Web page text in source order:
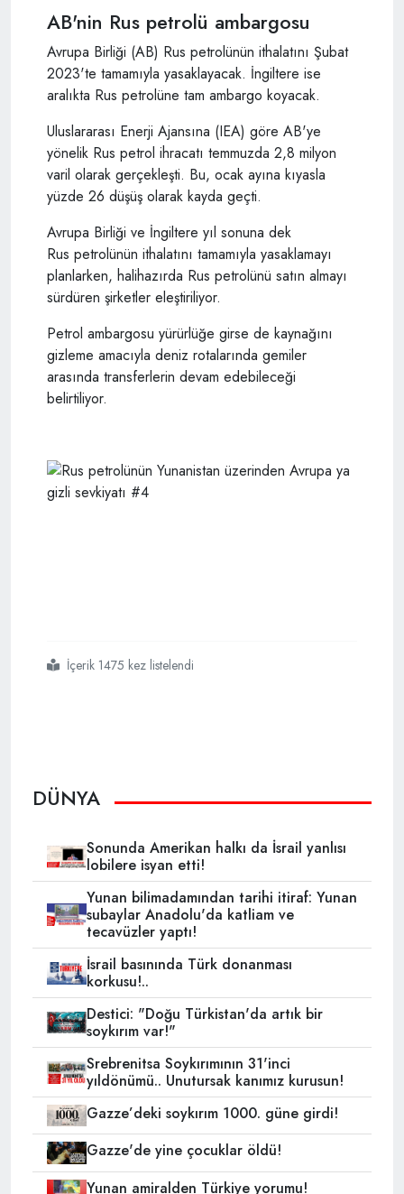
AB'nin Rus petrolü ambargosu
Avrupa Birliği (AB) Rus petrolünün ithalatını Şubat
2023'te tamamıyla yasaklayacak. İngiltere ise
aralıkta Rus petrolüne tam ambargo koyacak.
Uluslararası Enerji Ajansına (IEA) göre AB'ye
yönelik Rus petrol ihracatı temmuzda 2,8 milyon
varil olarak gerçekleşti. Bu, ocak ayına kıyasla
yüzde 26 düşüş olarak kayda geçti.
Avrupa Birliği ve İngiltere yıl sonuna dek
Rus petrolünün ithalatını tamamıyla yasaklamayı
planlarken, halihazırda Rus petrolünü satın almayı
sürdüren şirketler eleştiriliyor.
Petrol ambargosu yürürlüğe girse de kaynağını
gizleme amacıyla deniz rotalarında gemiler
arasında transferlerin devam edebileceği
belirtiliyor.
#yunanistan
#ambargoya
#rağmen
#rus
#petrolünü
#avrupaya
#gizlice
#taşıyorİçerik 1475 kez listelendi
DÜNYA
Sonunda Amerikan halkı da İsrail yanlısı
lobilere isyan etti!
Yunan bilimadamından tarihi itiraf: Yunan
subaylar Anadolu'da katliam ve
tecavüzler yaptı!
İsrail basınında Türk donanması
korkusu!..
Destici: "Doğu Türkistan'da artık bir
soykırım var!"
Srebrenitsa Soykırımının 31'inci
yıldönümü.. Unutursak kanımız kurusun!
Gazze’deki soykırım 1000. güne girdi!
Gazze'de yine çocuklar öldü!
Yunan amiralden Türkiye yorumu!